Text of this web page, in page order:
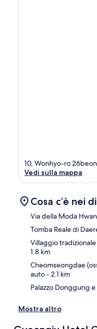
10, Wonhyo-ro
Vedi sulla mappa
Cosa c’è nei
Via della Moda
Tomba Reale di
Villaggio
1.8 km
Cheomseongdae
auto- 2.1 km
Palazzo Donggung
Mostra altro